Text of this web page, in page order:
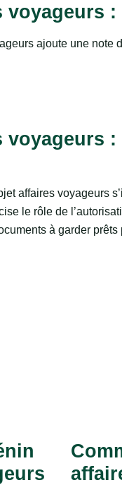
ajoute une
:
affaires voyageurs
le rôle de
à garder prêts